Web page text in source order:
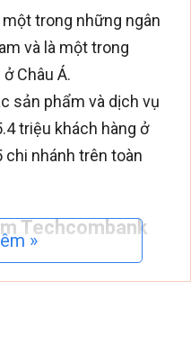
trong những ngân
và là một trong
Châu Á.
sản phẩm và dịch vụ
triệu khách hàng ở
nhánh trên toàn
Techcombank
mẫu áo đồng phục
»